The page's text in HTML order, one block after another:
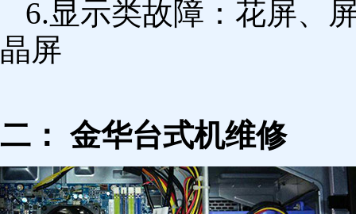
6.显示类故障：花屏、
晶屏
二： 金华台式机维修